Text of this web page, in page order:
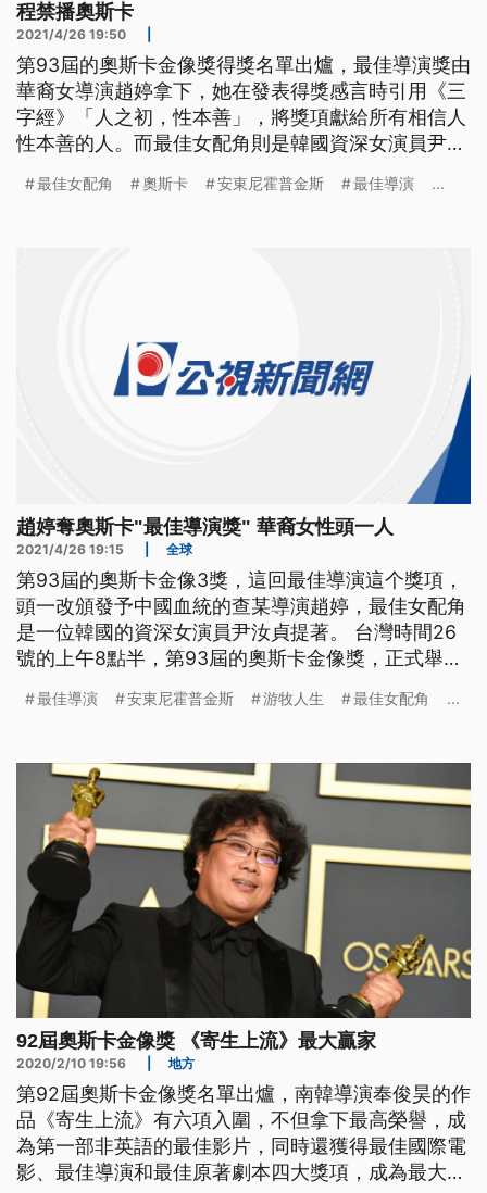
程禁播奧斯卡
2021/4/26 19:50
第93屆的奧斯卡金像獎得獎名單出爐，最佳導演獎由
華裔女導演趙婷拿下，她在發表得獎感言時引用《三
字經》「人之初，性本善」，將獎項獻給所有相信人
性本善的人。而最佳女配角則是韓國資深女演員尹汝
上亞裔電影人最受矚目的一年。 台灣時間26日上午8
最佳女配角 奧斯卡 安東尼霍普金斯 最佳導演 ...
趙婷奪奧斯卡"最佳導演獎" 華裔女性頭一人
2021/4/26 19:15 全球
第93屆的奧斯卡金像3獎，這回最佳導演這个獎項，
頭一改頒發予中國血統的查某導演趙婷，最佳女配角
是一位韓國的資深女演員尹汝貞提著。 台灣時間26
號的上午8點半，第93屆的奧斯卡金像獎，正式舉
除了美籍華裔女導演-趙婷，以執導電影「游牧人
導演獲獎。她也是繼李安、奉俊昊之後，第3位獲獎
的亞裔導演。發表得獎感言時，
最佳導演 安東尼霍普金斯 游牧人生 最佳女配角 ...
92屆奧斯卡金像獎 《寄生上流》最大贏家
2020/2/10 19:56 地方
第92屆奧斯卡金像獎名單出爐，南韓導演奉俊昊的作
品《寄生上流》有六項入圍，不但拿下最高榮譽，成
為第一部非英語的最佳影片，同時還獲得最佳國際電
影、最佳導演和最佳原著劇本四大獎項，成為最大贏